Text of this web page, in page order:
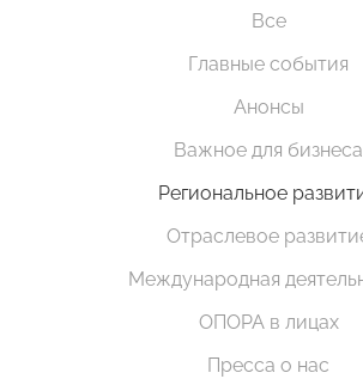
Все
Главные события
Анонсы
Важное для бизнеса
Региональное
Отраслевое
Международная
ОПОРА в лицах
Пресса о нас